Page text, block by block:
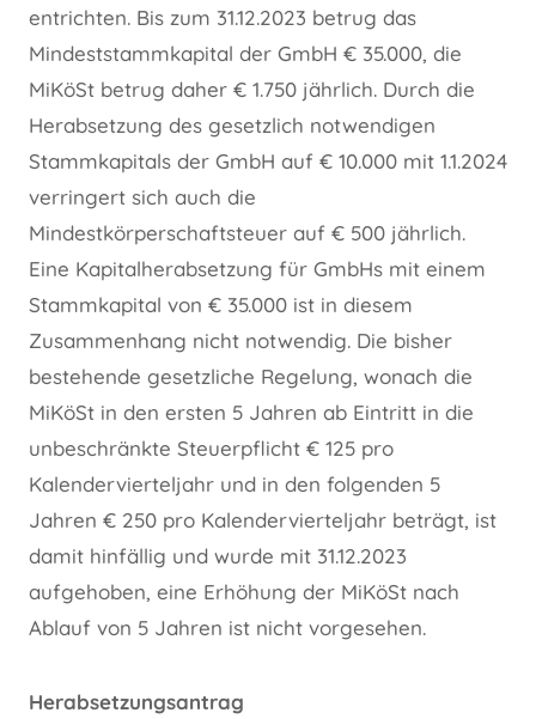
entrichten. Bis zum 31.12.2023 betrug das
Mindeststammkapital der GmbH € 35.000, die
MiKöSt betrug daher € 1.750 jährlich. Durch die
Herabsetzung des gesetzlich notwendigen
Stammkapitals der GmbH auf € 10.000 mit 1.1.2024
verringert sich auch die
Mindestkörperschaftsteuer auf € 500 jährlich.
Eine Kapitalherabsetzung für GmbHs mit einem
Stammkapital von € 35.000 ist in diesem
Zusammenhang nicht notwendig. Die bisher
bestehende gesetzliche Regelung, wonach die
MiKöSt in den ersten 5 Jahren ab Eintritt in die
unbeschränkte Steuerpflicht € 125 pro
Kalendervierteljahr und in den folgenden 5
Jahren € 250 pro Kalendervierteljahr beträgt, ist
damit hinfällig und wurde mit 31.12.2023
aufgehoben, eine Erhöhung der MiKöSt nach
Ablauf von 5 Jahren ist nicht vorgesehen.
Herabsetzungsantrag